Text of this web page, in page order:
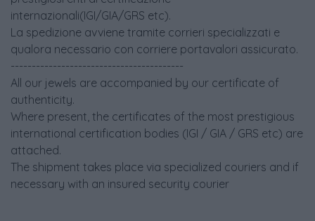
internazionali(IGI/GIA/GRS etc).
La spedizione avviene tramite corrieri specializzati e
qualora necessario con corriere portavalori assicurato.
-----------------------------------------
All our jewels are accompanied by our certificate of
authenticity.
Where present, the certificates of the most prestigious
international certification bodies (IGI / GIA / GRS etc) are
attached.
The shipment takes place via specialized couriers and if
necessary with an insured security courier